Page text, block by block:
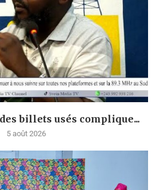
billets usés complique...
5 août 2026